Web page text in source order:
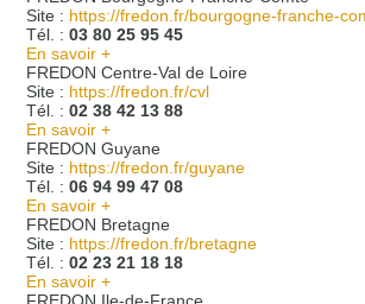
Site : https://fredon.fr/bourgogne-franche-
Tél. : 03 80 25 95 45
En savoir +
FREDON Centre-Val de Loire
Site : https://fredon.fr/cvl
Tél. : 02 38 42 13 88
En savoir +
FREDON Guyane
Site : https://fredon.fr/guyane
Tél. : 06 94 99 47 08
En savoir +
FREDON Bretagne
Site : https://fredon.fr/bretagne
Tél. : 02 23 21 18 18
En savoir +